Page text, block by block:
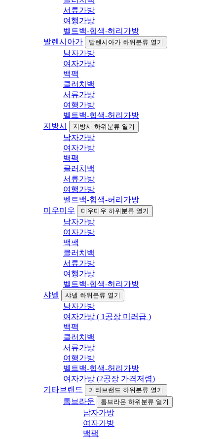
서류가방
여행가방
벨트백-힙색-허리가방
발렌시아가
발렌시아가 하위분류 열기
남자가방
여자가방
백팩
클러치백
서류가방
여행가방
벨트백-힙색-허리가방
지방시
지방시 하위분류 열기
남자가방
여자가방
백팩
클러치백
서류가방
여행가방
벨트백-힙색-허리가방
미우미우
미우미우 하위분류 열기
남자가방
여자가방
백팩
클러치백
서류가방
여행가방
벨트백-힙색-허리가방
샤넬
샤넬 하위분류 열기
남자가방
여자가방 ( 1공장 미러급 )
백팩
클러치백
서류가방
여행가방
벨트백-힙색-허리가방
여자가방 (2공장 가격저렴)
기타브랜드
기타브랜드 하위분류 열기
톰브라운 톰브라운 하위분류 열기
남자가방
여자가방
백팩